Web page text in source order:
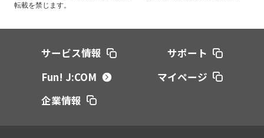
転載を禁じます。
サービス情報
サポート
Fun! J:COM
マイページ
企業情報